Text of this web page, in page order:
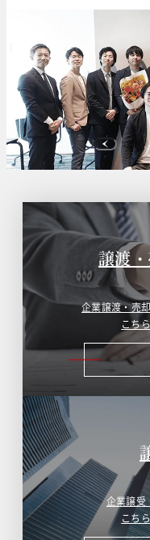
譲渡
企業譲渡・売
こち
企業譲受
こち